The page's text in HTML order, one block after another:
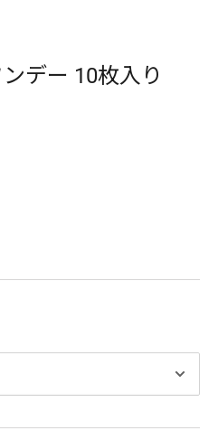
デー 10枚入り